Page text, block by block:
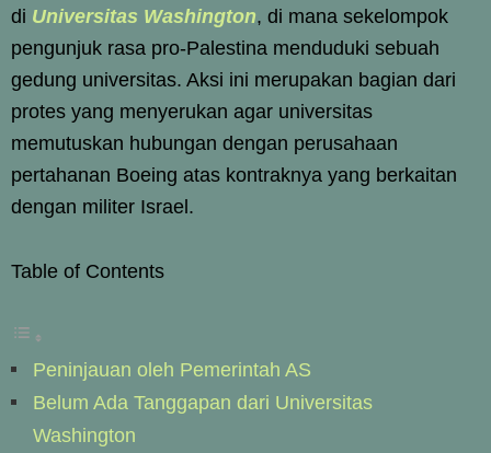
di Universitas Washington, di mana sekelompok
pengunjuk rasa pro-Palestina menduduki sebuah
gedung universitas. Aksi ini merupakan bagian dari
protes yang menyerukan agar universitas
memutuskan hubungan dengan perusahaan
pertahanan Boeing atas kontraknya yang berkaitan
dengan militer Israel.
Table of Contents
Peninjauan oleh Pemerintah AS
Belum Ada Tanggapan dari Universitas
Washington